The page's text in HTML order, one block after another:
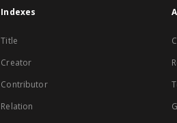
Indexes
Title
Creator
Contributor
Relation